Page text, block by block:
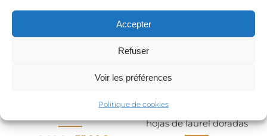
Accepter
Refuser
Voir les préférences
Politique de cookies
hojas de laurel doradas